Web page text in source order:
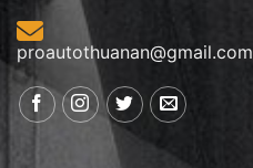
proautothuanan@gmail.com